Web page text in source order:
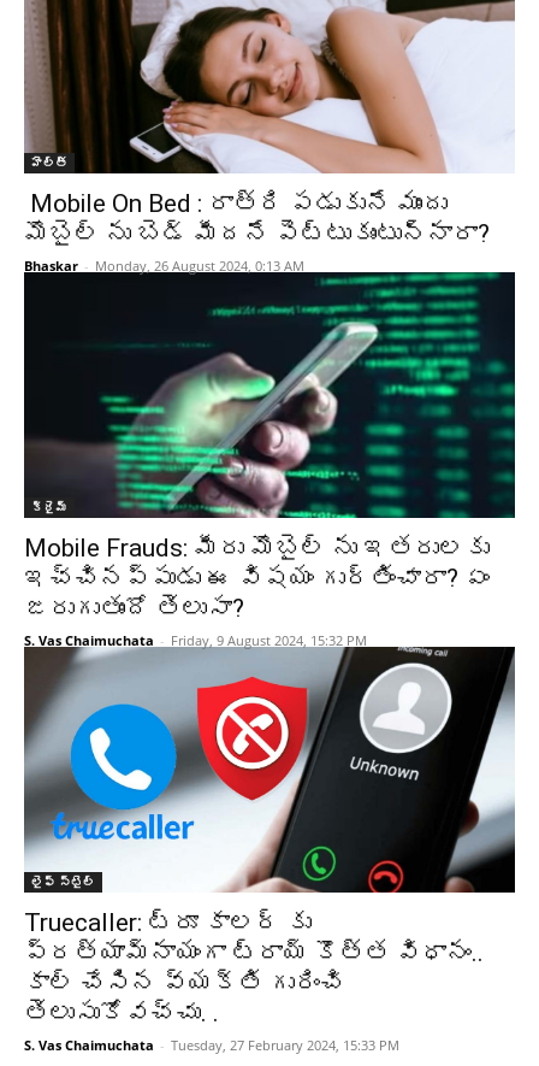
హెల్త్‌
Mobile On Bed : రాత్రి పడుకునే ముందు
మొబైల్ ను బెడ్ మీదనే పెట్టుకుంటున్నారా?
Bhaskar - Monday, 26 August 2024, 0:13 AM
క్రైమ్‌
Mobile Frauds: మీరు మొబైల్ ను ఇతరులకు
ఇచ్చినప్పుడు ఈ విషయం గుర్తించారా? ఏం
జరుగుతుందో తెలుసా?
S. Vas Chaimuchata - Friday, 9 August 2024, 15:32 PM
లైఫ్ స్టైల్
Truecaller: ట్రూ కాలర్ కు
ప్రత్యామ్నాయంగా ట్రాయ్ కొత్త విధానం..
కాల్ చేసిన వ్యక్తి గురించి
తెలుసుకోవచ్చు. .
S. Vas Chaimuchata - Tuesday, 27 February 2024, 15:33 PM